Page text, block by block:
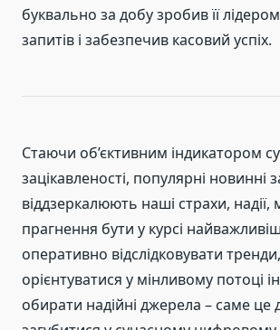
буквально за добу зробив її
запитів і забезпечив касовий успіх.
Стаючи об’єктивним індикатором
зацікавленості, популярні новинні
віддзеркалюють наші страхи, надії,
прагнення бути у курсі
оперативно відслідковувати тренди,
орієнтуватися у мінливому потоці
обирати надійні джерела – саме